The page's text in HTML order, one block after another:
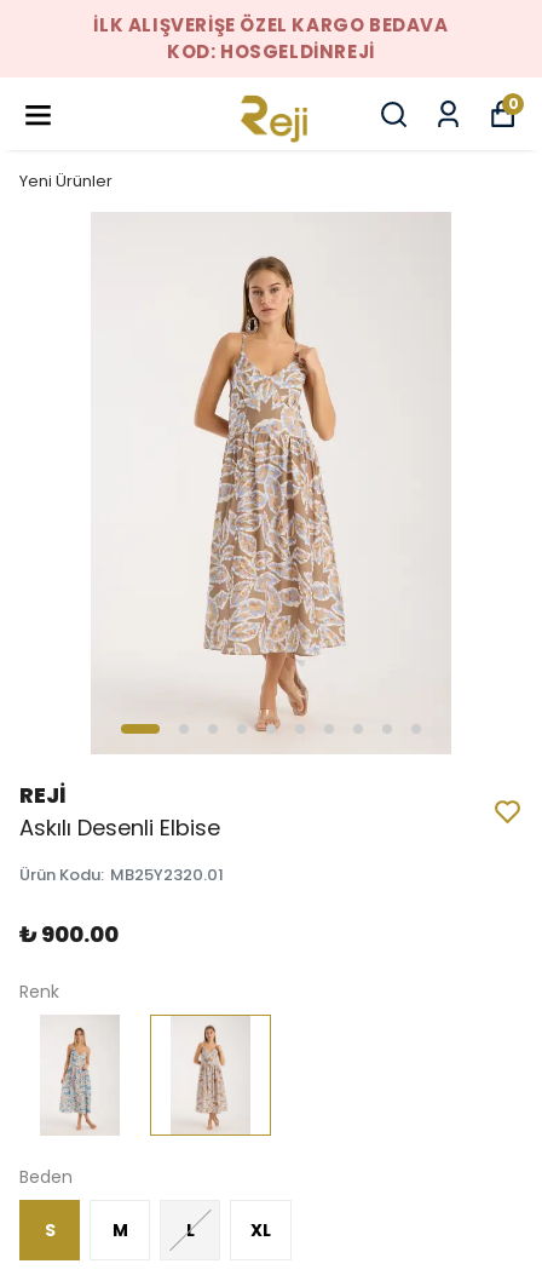
İLK ALIŞVERIŞE ÖZEL KARGO BEDAVA
KOD: HOSGELDINREJI
0
Yeni Ürünler
REJİ
Askılı Desenli Elbise
Ürün Kodu: MB25Y2320.01
₺ 900.00
Renk
Beden
S M L XL